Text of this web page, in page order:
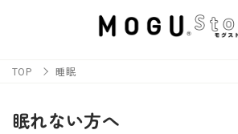
TOP 睡眠
眠れない方へ